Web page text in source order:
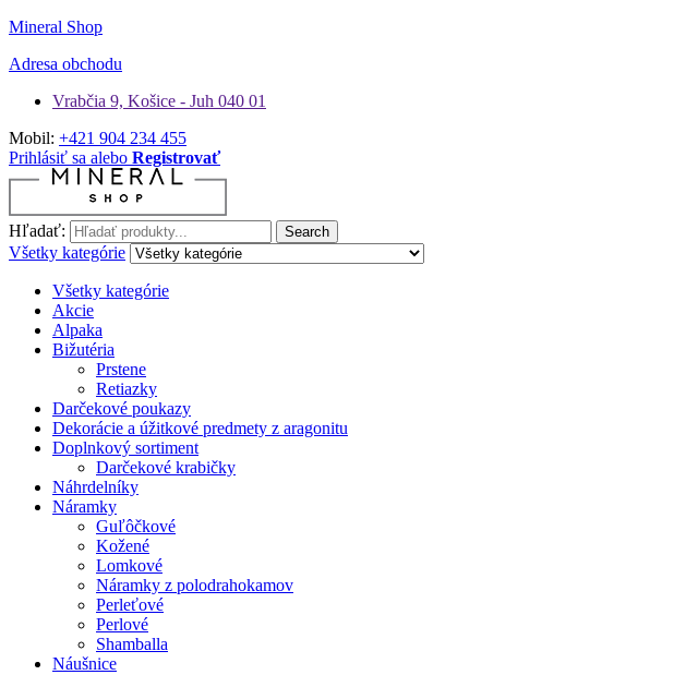
Mineral Shop
Adresa obchodu
Vrabčia 9, Košice - Juh 040 01
Mobil: +421 904 234 455
Prihlásiť sa alebo Registrovať
Hľadať: Search
Všetky kategórie
Všetky kategórie
Akcie
Alpaka
Bižutéria
Prstene
Retiazky
Darčekové poukazy
Dekorácie a úžitkové predmety z aragonitu
Doplnkový sortiment
Darčekové krabičky
Náhrdelníky
Náramky
Guľôčkové
Kožené
Lomkové
Náramky z polodrahokamov
Perleťové
Perlové
Shamballa
Náušnice